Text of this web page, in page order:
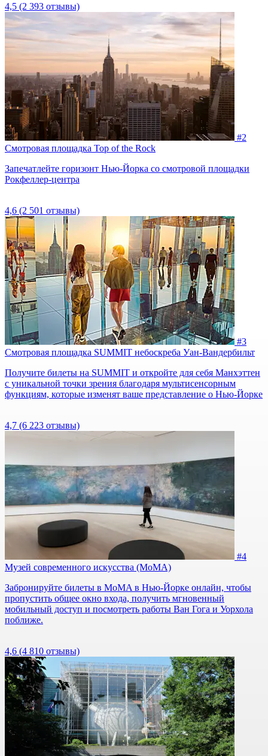
4,5 (2 393 отзывы)
#2
Смотровая площадка Top of the Rock
Запечатлейте горизонт Нью-Йорка со смотровой площадки
Рокфеллер-центра
4,6 (2 501 отзывы)
#3
Смотровая площадка SUMMIT небоскреба Уан-Вандербильт
Получите билеты на SUMMIT и откройте для себя Манхэттен
с уникальной точки зрения благодаря мультисенсорным
функциям, которые изменят ваше представление о Нью-Йорке
4,7 (6 223 отзывы)
#4
Музей современного искусства (МоМА)
Забронируйте билеты в MoMA в Нью-Йорке онлайн, чтобы
пропустить общее окно входа, получить мгновенный
мобильный доступ и посмотреть работы Ван Гога и Уорхола
поближе.
4,6 (4 810 отзывы)